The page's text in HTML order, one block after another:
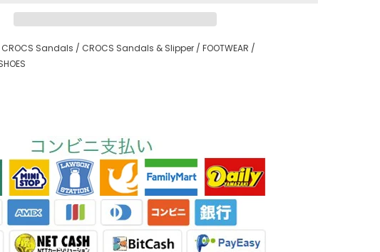
CROCS Sandals / CROCS Sandals & Slipper / FOOTWEAR /